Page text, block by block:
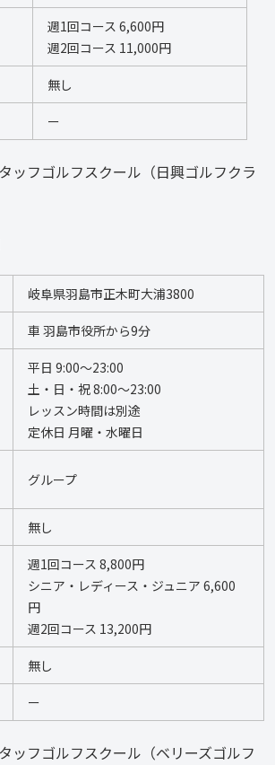
週1回コース 6,600円
週2回コース 11,000円
無し
ー
ッフゴルフスクール（日興ゴルフクラ
岐阜県羽島市正木町大浦3800
車 羽島市役所から9分
平日 9:00〜23:00
土・日・祝 8:00〜23:00
レッスン時間は別途
定休日 月曜・水曜日
グループ
無し
週1回コース 8,800円
シニア・レディース・ジュニア 6,600
円
週2回コース 13,200円
無し
ー
ッフゴルフスクール（ベリーズゴルフ